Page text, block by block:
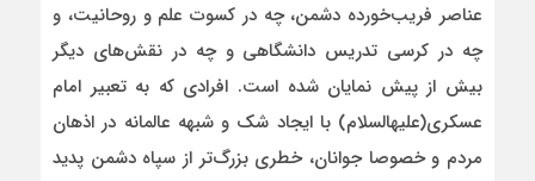
عناصر فریب‌خورده دشمن، چه در کسوت علم و روحانیت، و
چه در کرسی تدریس دانشگاهی و چه در نقش‌های دیگر
بیش از پیش نمایان شده است. افرادی که به تعبیر امام
عسکری(علیه­السلام) با ایجاد شک و شبهه عالمانه در اذهان
مردم و خصوصا جوانان، خطری بزرگ‌تر از سپاه دشمن پدید